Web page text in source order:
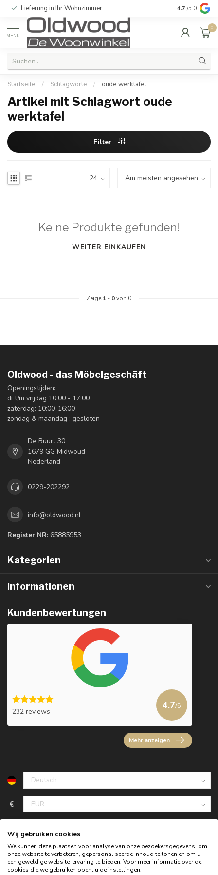
Lieferung in Ihr Wohnzimmer Qualität und
4.7 /5.0
MENU
0
Startseite / Schlagworte / oude werktafel
Artikel mit Schlagwort oude
werktafel
Filter
Keine Produkte gefunden!
WEITER EINKAUFEN
Zeige 1 - 0von 0
Oldwood - das Möbelgeschäft
Openingstijden:
di t/m vrijdag 10:00 - 17:00
zaterdag: 10:00-16:00
zondag & maandag : gesloten
De Buurt 30
1679 GG Midwoud
Nederland
0229-202292
info@oldwood.nl
Register NR: 65885953
Kategorien
Informationen
Kundenbewertungen
232 reviews
4.7/5
Mehr anzeigen
€
Wij gebruiken cookies
We kunnen deze plaatsen voor analyse van onze bezoekersgegevens, om
onze website te verbeteren, gepersonaliseerde inhoud te tonen en om u
een geweldige website-ervaring te bieden. Voor meer informatie over de
cookies die we gebruiken opent u de instellingen.